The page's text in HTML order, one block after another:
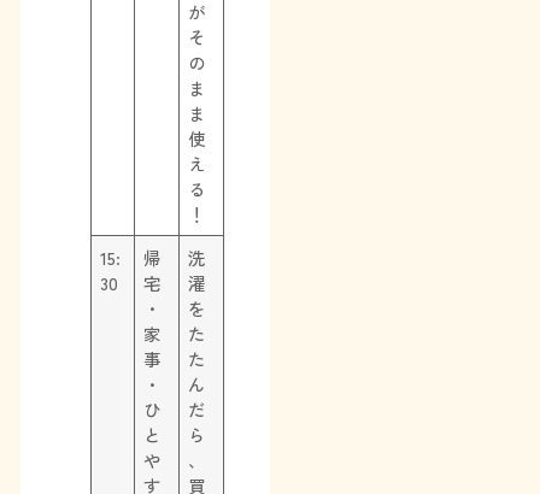
が
そ
の
ま
ま
使
え
る
！
15:
30
帰
宅
・
家
事
・
ひ
と
や
す
洗
濯
を
た
た
ん
だ
ら
、
買